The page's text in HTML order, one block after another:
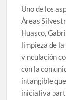
Uno de los
Áreas
Huasco,
limpieza de
vinculación
con la
intangible
iniciativa